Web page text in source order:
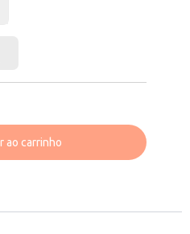
ao carrinho